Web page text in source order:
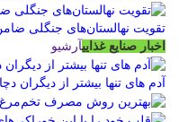
تقویت نهالستان‌های جنگلی
اخبار صنایع غذاییآرشیو
آدم های تنها بیشتر از دیگران